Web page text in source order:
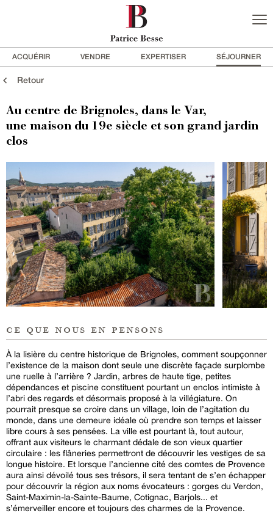
ACQUÉRIR VENDRE EXPERTISER SÉJOURNER
Retour
Au centre de Brignoles, dans le Var,
une maison du 19e siècle et son grand jardin
clos
ce que nous en pensons
À la lisière du centre historique de Brignoles, comment soupçonner
l’existence de la maison dont seule une discrète façade surplombe
une ruelle à l’arrière ? Jardin, arbres de haute tige, petites
dépendances et piscine constituent pourtant un enclos intimiste à
l’abri des regards et désormais proposé à la villégiature. On
pourrait presque se croire dans un village, loin de l’agitation du
monde, dans une demeure idéale où prendre son temps et laisser
libre cours à ses pensées. La ville est pourtant là, tout autour,
offrant aux visiteurs le charmant dédale de son vieux quartier
circulaire : les flâneries permettront de découvrir les vestiges de sa
longue histoire. Et lorsque l’ancienne cité des comtes de Provence
aura ainsi dévoilé tous ses trésors, il sera tentant de s’en échapper
pour découvrir la région aux noms évocateurs : gorges du Verdon,
Saint-Maximin-la-Sainte-Baume, Cotignac, Barjols... et
s’émerveiller encore et toujours des charmes de la Provence.